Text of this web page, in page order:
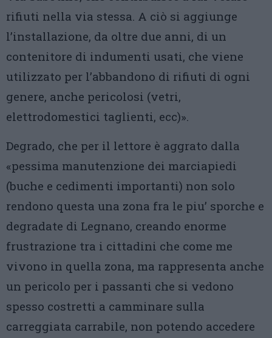
rifiuti nella via stessa. A ciò si aggiunge
l’installazione, da oltre due anni, di un
contenitore di indumenti usati, che viene
utilizzato per l’abbandono di rifiuti di ogni
genere, anche pericolosi (vetri,
elettrodomestici taglienti, ecc)».
Degrado, che per il lettore è aggrato dalla
«pessima manutenzione dei marciapiedi
(buche e cedimenti importanti) non solo
rendono questa una zona fra le piu’ sporche e
degradate di Legnano, creando enorme
frustrazione tra i cittadini che come me
vivono in quella zona, ma rappresenta anche
un pericolo per i passanti che si vedono
spesso costretti a camminare sulla
carreggiata carrabile, non potendo accedere